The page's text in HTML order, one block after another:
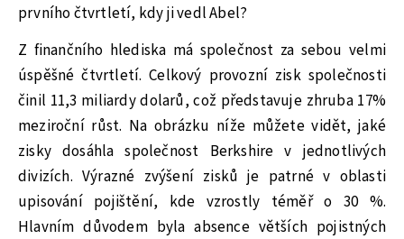
prvního čtvrtletí, kdy ji vedl Abel?
Z finančního hlediska má společnost za sebou velmi
úspěšné čtvrtletí. Celkový provozní zisk společnosti
činil 11,3 miliardy dolarů, což představuje zhruba 17%
meziroční růst. Na obrázku níže můžete vidět, jaké
zisky dosáhla společnost Berkshire v jednotlivých
divizích. Výrazné zvýšení zisků je patrné v oblasti
upisování pojištění, kde vzrostly téměř o 30 %.
Hlavním důvodem byla absence větších pojistných